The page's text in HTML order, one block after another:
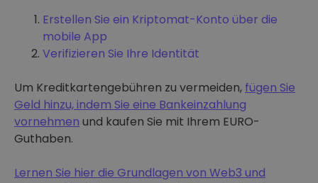
Erstellen Sie ein Kriptomat-Konto über die
mobile App
Verifizieren Sie Ihre Identität
Um Kreditkartengebühren zu vermeiden, fügen Sie
Geld hinzu, indem Sie eine Bankeinzahlung
vornehmen und kaufen Sie mit Ihrem EURO-
Guthaben.
Lernen Sie hier die Grundlagen von Web3 und